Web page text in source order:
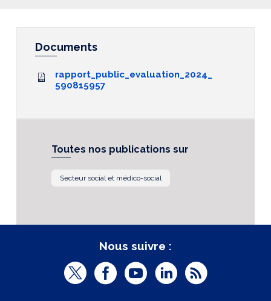
Documents
rapport_public_evaluation_2024_
590815957
Toutes nos publications sur
Secteur social et médico-social
Nous suivre :
T
F
Y
L
R